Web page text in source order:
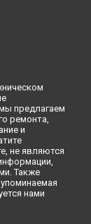
машины
машины
машины
машины
машины
предлагаем
ремонта,
и
не являются
Также
нами